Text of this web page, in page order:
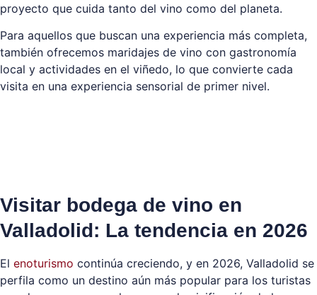
proyecto que cuida tanto del vino como del planeta.
Para aquellos que buscan una experiencia más completa,
también ofrecemos maridajes de vino con gastronomía
local y actividades en el viñedo, lo que convierte cada
visita en una experiencia sensorial de primer nivel.
Visitar bodega de vino en
Valladolid: La tendencia en 2026
El enoturismo continúa creciendo, y en 2026, Valladolid se
perfila como un destino aún más popular para los turistas